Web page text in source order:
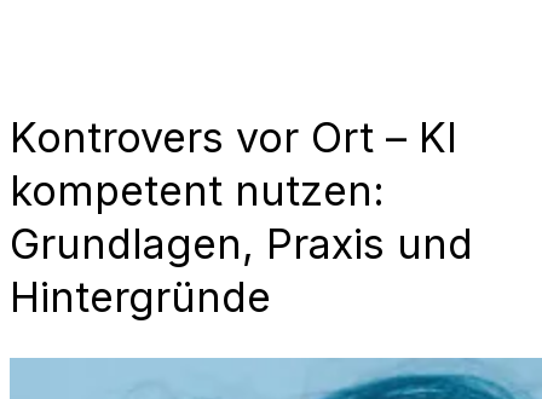
Kontrovers vor Ort – KI
kompetent nutzen:
Grundlagen, Praxis und
Hintergründe